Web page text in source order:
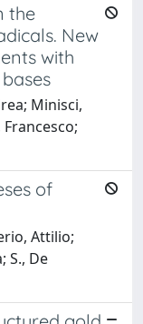
the
New
with
Minisci,
of
Attilio;
S., De